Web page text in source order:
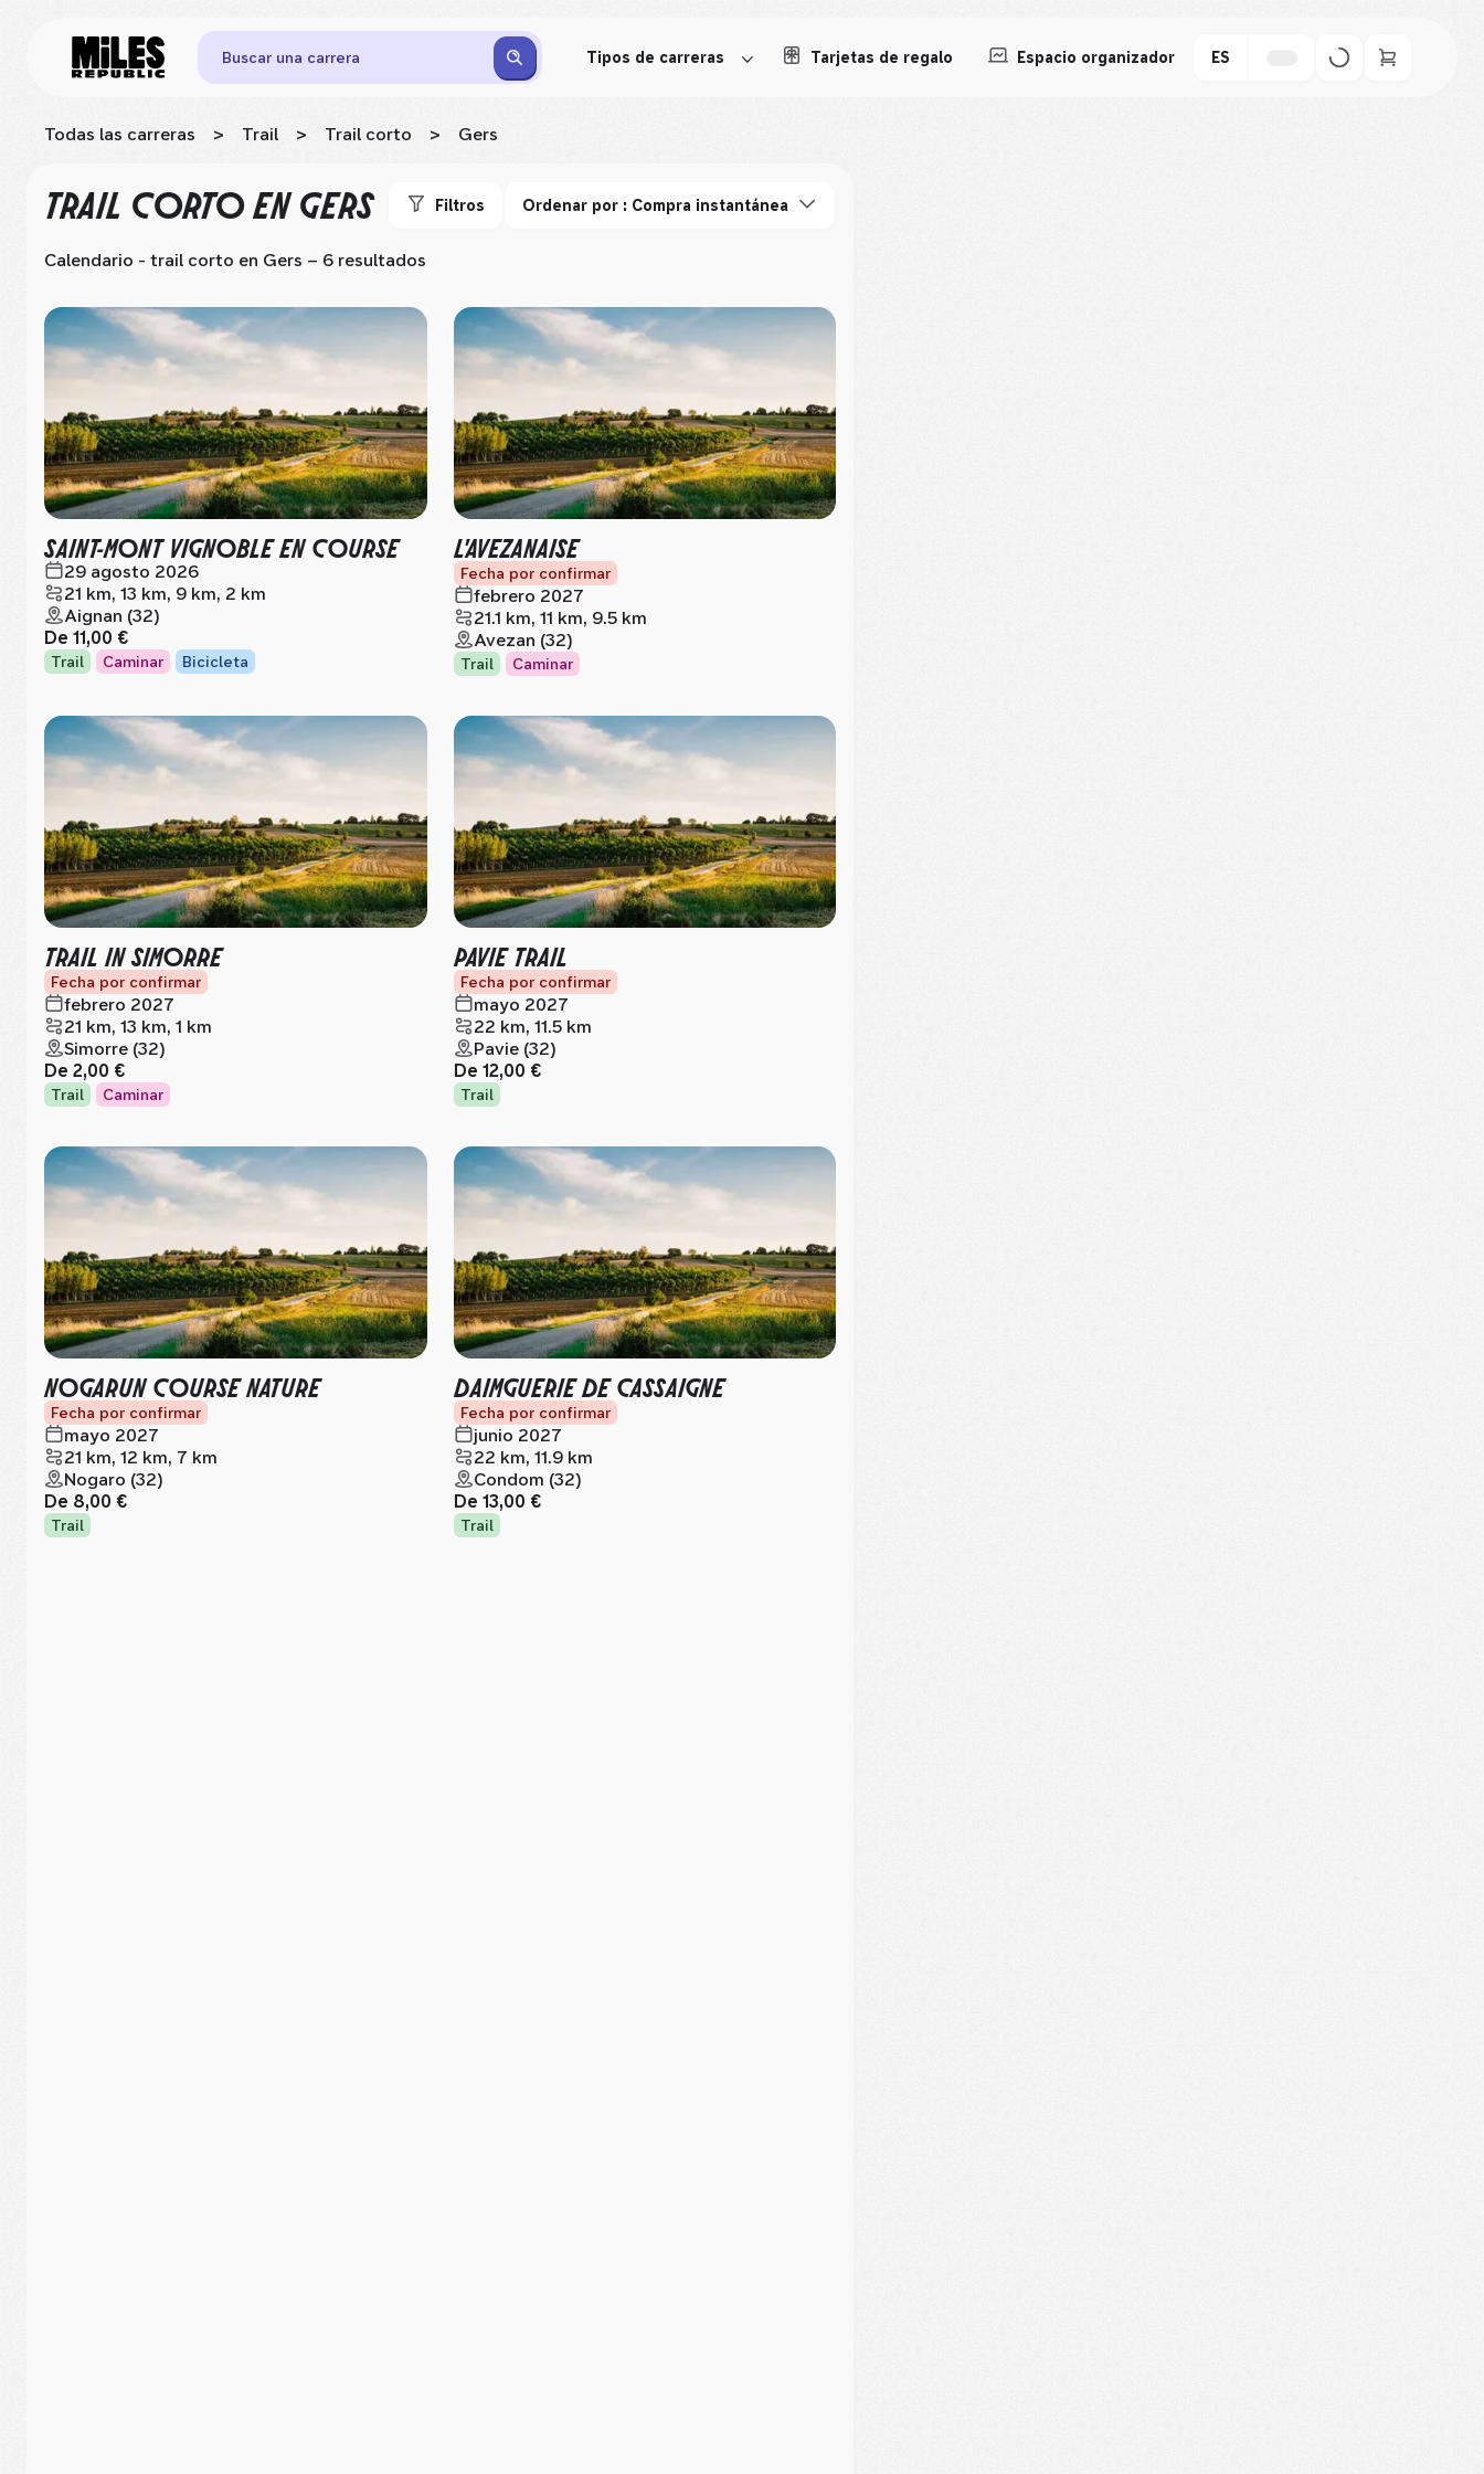
Buscar una carrera Tipos de carreras Tarjetas de regalo Espacio organizador ES
Todas las carreras > Trail > Trail corto > Gers
TRAIL CORTOEN GERS Filtros Ordenar por : Compra instantánea
Calendario - trail corto en Gers – 6 resultados
SAINT-MONT VIGNOBLE EN COURSE
29 agosto 2026
21 km, 13 km, 9 km, 2 km
Aignan (32)
De 11,00 €
Trail Caminar Bicicleta
L'AVEZANAISE
Fecha por confirmar
febrero 2027
21.1 km, 11 km, 9.5 km
Avezan (32)
Trail Caminar
TRAIL IN SIMORRE
Fecha por confirmar
febrero 2027
21 km, 13 km, 1 km
Simorre (32)
De 2,00 €
Trail Caminar
PAVIE TRAIL
Fecha por confirmar
mayo 2027
22 km, 11.5 km
Pavie (32)
De 12,00 €
Trail
NOGARUN COURSE NATURE
Fecha por confirmar
mayo 2027
21 km, 12 km, 7 km
Nogaro (32)
De 8,00 €
Trail
DAIMGUERIE DE CASSAIGNE
Fecha por confirmar
junio 2027
22 km, 11.9 km
Condom (32)
De 13,00 €
Trail